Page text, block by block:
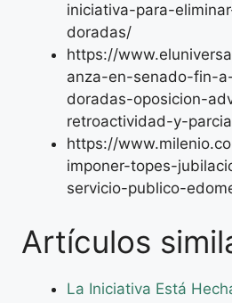
iniciativa-para-
doradas/
https://
anza-en-senado-fin-
doradas-oposicion-
retroactividad-y-
https://
imponer-topes-
servicio-publico-
Artículos
La Iniciativa Está